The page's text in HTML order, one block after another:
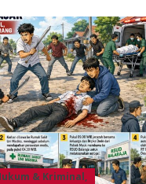
& Kriminal,